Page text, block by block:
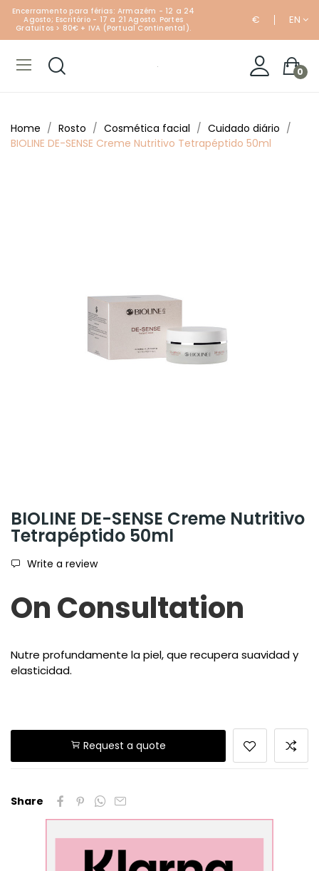
Encerramento para férias: Armazém - 12 a 24
Agosto; Escritório - 17 a 21 Agosto. Portes
Gratuitos > 80€ + IVA (Portual Continental).
€ EN
0
Home Rosto Cosmética facial
Cuidado diário
BIOLINE DE-SENSE Creme Nutritivo Tetrapéptido 50ml
BIOLINE DE-SENSE Creme Nutritivo
Tetrapéptido 50ml
Write a review
On Consultation
Nutre profundamente la piel, que recupera suavidad y
elasticidad.
Request a quote
Share